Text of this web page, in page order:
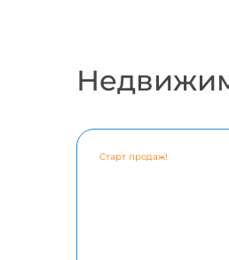
Старт продаж!